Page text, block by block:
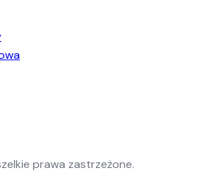
prawa zastrzeżone.